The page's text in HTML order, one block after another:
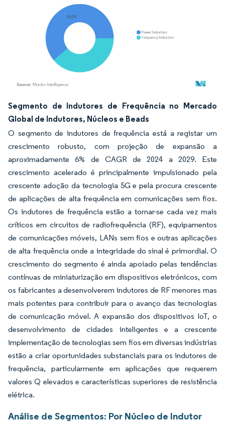
Imagem © Mordor Intelligence. O reuso requer atribuição conforme CC BY 4.0.
Segmento de Indutores de Frequência no Mercado
Global de Indutores, Núcleos e Beads
O segmento de indutores de frequência está a registar um
crescimento robusto, com projeção de expansão a
aproximadamente 6% de CAGR de 2024 a 2029. Este
crescimento acelerado é principalmente impulsionado pela
crescente adoção da tecnologia 5G e pela procura crescente
de aplicações de alta frequência em comunicações sem fios.
Os indutores de frequência estão a tornar-se cada vez mais
críticos em circuitos de radiofrequência (RF), equipamentos
de comunicações móveis, LANs sem fios e outras aplicações
de alta frequência onde a integridade do sinal é primordial. O
crescimento do segmento é ainda apoiado pelas tendências
contínuas de miniaturização em dispositivos eletrónicos, com
os fabricantes a desenvolverem indutores de RF menores mas
mais potentes para contribuir para o avanço das tecnologias
de comunicação móvel. A expansão dos dispositivos IoT, o
desenvolvimento de cidades inteligentes e a crescente
implementação de tecnologias sem fios em diversas indústrias
estão a criar oportunidades substanciais para os indutores de
frequência, particularmente em aplicações que requerem
valores Q elevados e características superiores de resistência
elétrica.
Análise de Segmentos: Por Núcleo de Indutor